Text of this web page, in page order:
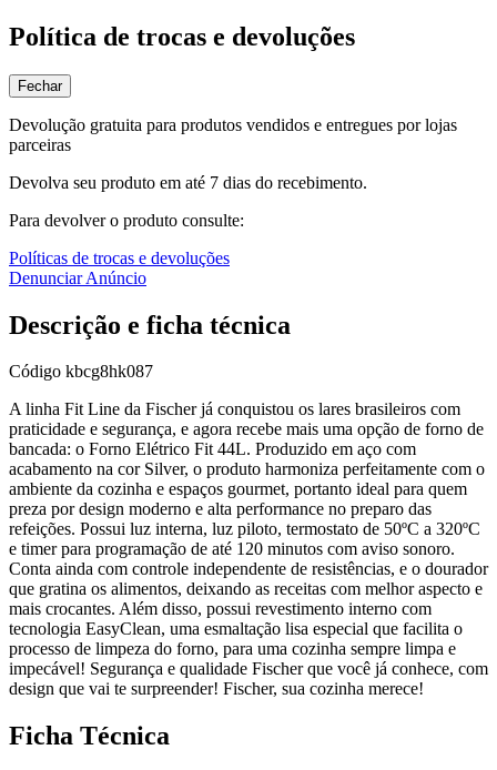
Política de trocas e devoluções
Fechar
Devolução gratuita para produtos vendidos e entregues por lojas
parceiras
Devolva seu produto em até 7 dias do recebimento.
Para devolver o produto consulte:
Políticas de trocas e devoluções
Denunciar Anúncio
Descrição e ficha técnica
Código kbcg8hk087
A linha Fit Line da Fischer já conquistou os lares brasileiros com
praticidade e segurança, e agora recebe mais uma opção de forno de
bancada: o Forno Elétrico Fit 44L. Produzido em aço com
acabamento na cor Silver, o produto harmoniza perfeitamente com o
ambiente da cozinha e espaços gourmet, portanto ideal para quem
preza por design moderno e alta performance no preparo das
refeições. Possui luz interna, luz piloto, termostato de 50ºC a 320ºC
e timer para programação de até 120 minutos com aviso sonoro.
Conta ainda com controle independente de resistências, e o dourador
que gratina os alimentos, deixando as receitas com melhor aspecto e
mais crocantes. Além disso, possui revestimento interno com
tecnologia EasyClean, uma esmaltação lisa especial que facilita o
processo de limpeza do forno, para uma cozinha sempre limpa e
impecável! Segurança e qualidade Fischer que você já conhece, com
design que vai te surpreender! Fischer, sua cozinha merece!
Ficha Técnica